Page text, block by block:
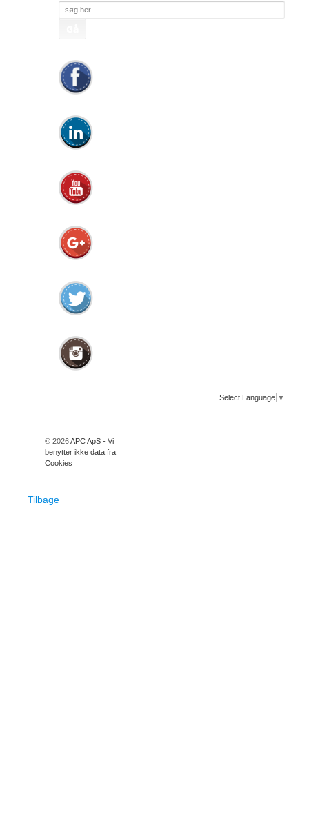
efter:
Select Language ▼
© 2026APC ApS - Vi
benytter ikke data fra
Cookies
Tilbage